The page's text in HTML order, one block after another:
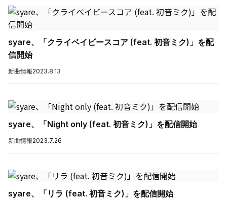
syare、「クライベイビースコア (feat. 初音ミク)」を配
信開始
新曲情報2023.8.13
syare、「Night only (feat. 初音ミク)」を配信開始
新曲情報2023.7.26
syare、「リラ (feat. 初音ミク)」を配信開始